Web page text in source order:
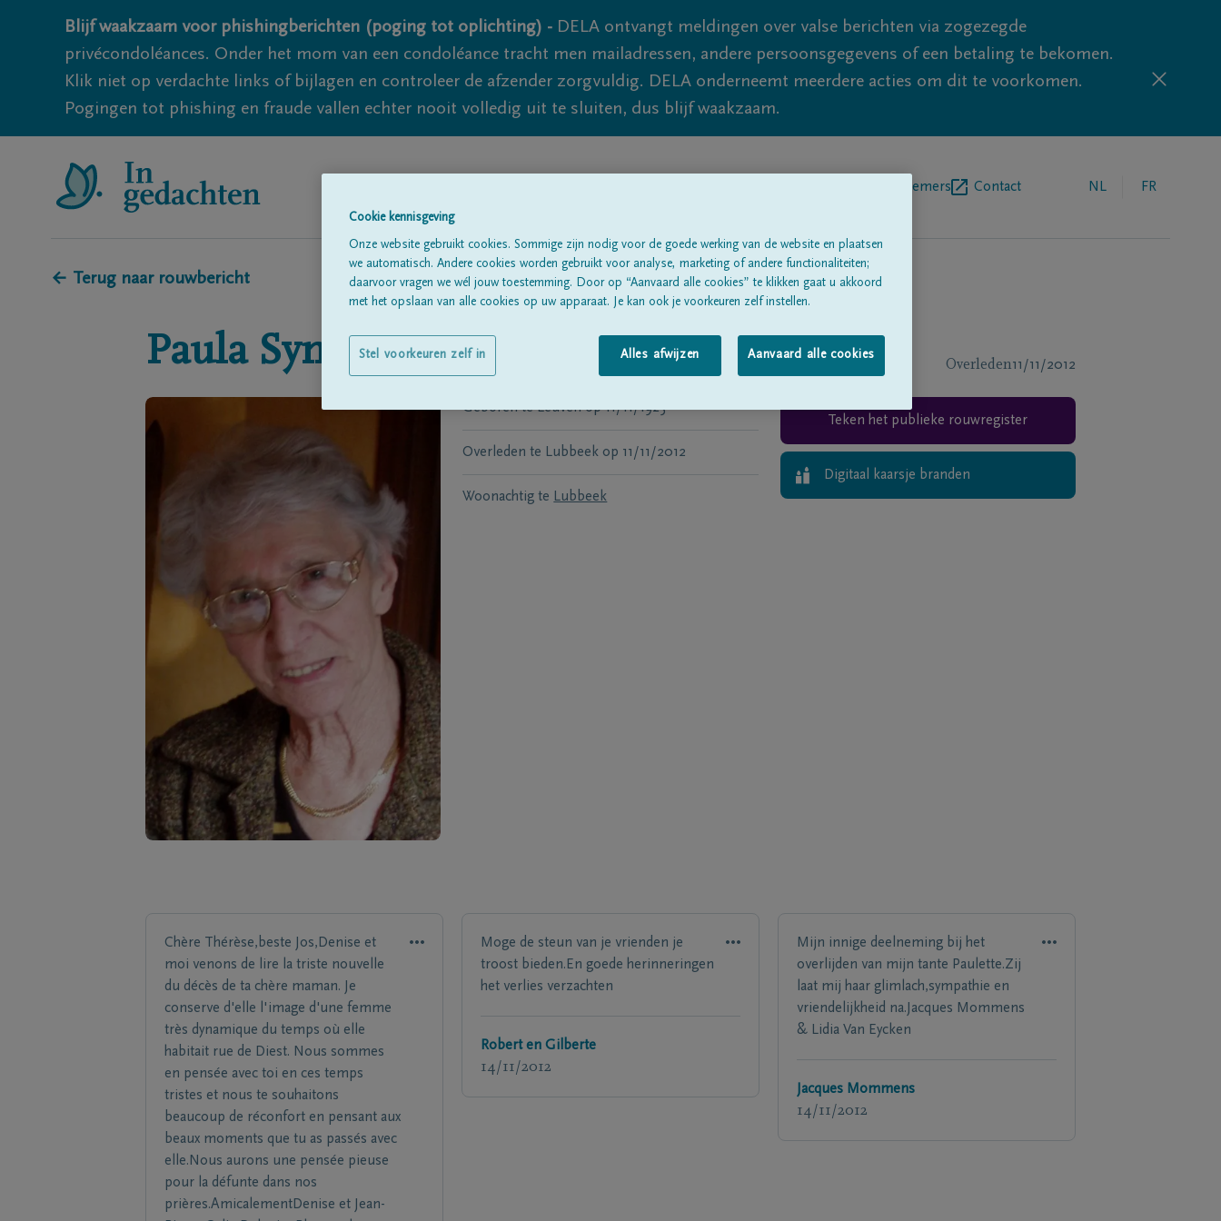
Blijf waakzaam voor phishingberichten (poging tot oplichting) - DELA ontvangt meldingen over valse berichten via zogezegde
privécondoléances. Onder het mom van een condoléance tracht men mailadressen, andere persoonsgegevens of een betaling te bekomen.
Klik niet op verdachte links of bijlagen en controleer de afzender zorgvuldig. DELA onderneemt meerdere acties om dit te voorkomen.
Pogingen tot phishing en fraude vallen echter nooit volledig uit te sluiten, dus blijf waakzaam.
Begrafenisondernemers Contact NL FR
← Terug naar rouwbericht
Paula Symons Overleden11/11/2012
Geboren te Leuven op 11/11/1923
Overleden te Lubbeek op 11/11/2012
Woonachtig te Lubbeek
Teken het publieke rouwregister
Digitaal kaarsje branden
Chère Thérèse,beste Jos,Denise et
moi venons de lire la triste nouvelle
du décès de ta chère maman. Je
conserve d'elle l'image d'une femme
très dynamique du temps où elle
habitait rue de Diest. Nous sommes
en pensée avec toi en ces temps
tristes et nous te souhaitons
beaucoup de réconfort en pensant aux
beaux moments que tu as passés avec
elle.Nous aurons une pensée pieuse
pour la défunte dans nos
prières.AmicalementDenise et Jean-
Moge de steun van je vrienden je
troost bieden.En goede herinneringen
het verlies verzachten
Robert en Gilberte
14/11/2012
Mijn innige deelneming bij het
overlijden van mijn tante Paulette.Zij
laat mij haar glimlach,sympathie en
vriendelijkheid na.Jacques Mommens
& Lidia Van Eycken
Jacques Mommens
14/11/2012
Cookie kennisgeving
Onze website gebruikt cookies. Sommige zijn nodig voor de goede werking van de website en plaatsen
we automatisch. Andere cookies worden gebruikt voor analyse, marketing of andere functionaliteiten;
daarvoor vragen we wél jouw toestemming. Door op “Aanvaard alle cookies” te klikken gaat u akkoord
met het opslaan van alle cookies op uw apparaat. Je kan ook je voorkeuren zelf instellen.
Alles afwijzen Aanvaard alle cookies
Stel voorkeuren zelf in